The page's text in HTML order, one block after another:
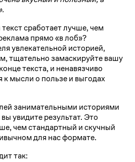
сработает лучше, чем
прямо «в лоб»?
увлекательной историей,
тщательно замаскируйте вашу
текста, и ненавязчиво
к мысли о пользе и выгодах
занимательными историями
увидите результат. Это
чем стандартный и скучный
для нас формате.
так: